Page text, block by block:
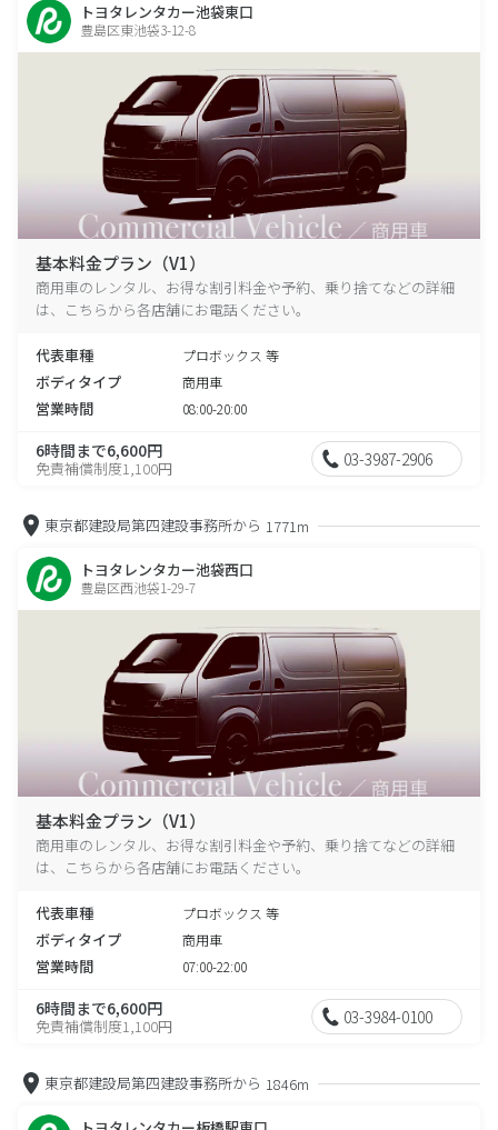
トヨタレンタカー池袋東口
豊島区東池袋3-12-8
基本料金プラン（V1）
商用車のレンタル、お得な割引料金や予約、乗り捨てなどの詳細
は、こちらから各店舗にお電話ください。
代表車種 プロボックス 等
ボディタイプ 商用車
営業時間 08:00-20:00
6時間まで6,600円
免責補償制度1,100円 03-3987-2906
東京都建設局第四建設事務所から 1771m
トヨタレンタカー池袋西口
豊島区西池袋1-29-7
基本料金プラン（V1）
商用車のレンタル、お得な割引料金や予約、乗り捨てなどの詳細
は、こちらから各店舗にお電話ください。
代表車種 プロボックス 等
ボディタイプ 商用車
営業時間 07:00-22:00
6時間まで6,600円
免責補償制度1,100円 03-3984-0100
東京都建設局第四建設事務所から 1846m